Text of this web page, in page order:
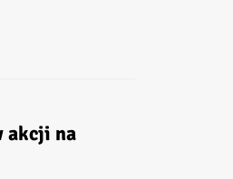
akcji na